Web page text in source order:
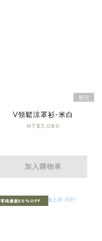
售完
V領鬆涼罩衫-米白
NT$3,080
加入購物車
零碼優惠50%OFF